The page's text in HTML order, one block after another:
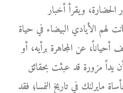
الحضارة، ويقرأ أخبار
لهم الأيادي البيضاء في حياة
عن المجاهرة برأيه، أو
أن يداً مزورة قد عبثت بحقائق
مايرلنك في تاريخ النمسا؛ فقد